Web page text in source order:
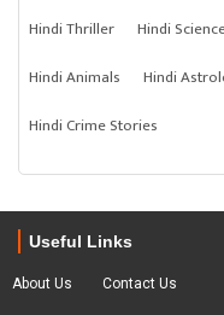
Hindi Thriller
Hindi
Hindi Animals
Hindi
Hindi Crime Stories
Useful Links
About Us Contact Us